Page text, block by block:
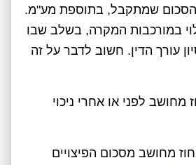
25% ל-40% מהסכום שמתקבל, בתוספת מע"מ.
במורכבות המקרה, בשלב שבו
עורך הדין. חשוב לדבר על זה
מחושב לפני או אחרי ניכוי
מחושב מסכום הפיצויים